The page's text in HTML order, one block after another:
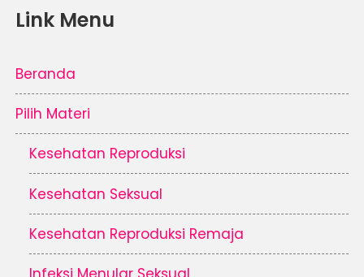
Link Menu
Beranda
Pilih Materi
Kesehatan Reproduksi
Kesehatan Seksual
Kesehatan Reproduksi Remaja